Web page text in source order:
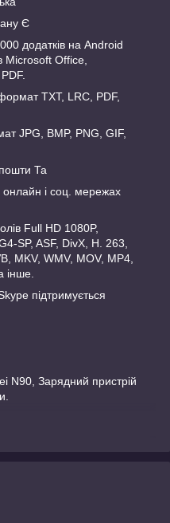
Є
додатків на Android
Microsoft Office,
TXT, LRC, PDF,
JPG, BMP, PNG, GIF,
Та
онлайн і соц. мережах
Full HD 1080P,
SP, ASF, DivX, H. 263,
MKV, WMV, MOV, MP4,
інше.
підтримується
N90, Зарядний пристрій